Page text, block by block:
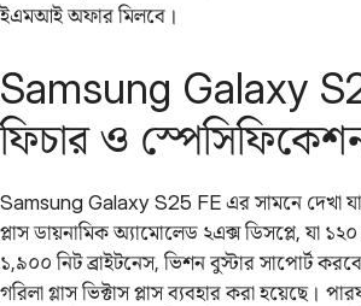
ইএমআই অফার মিলবে।
Samsung Galaxy
ফিচার ও
Samsung Galaxy S25 FE এর সামনে দেখা
প্লাস ডায়নামিক অ্যামোলেড ২এক্স ডিসপ্লে, যা ১২০
১,৯০০ নিট ব্রাইটনেস, ভিশন বুস্টার সাপোর্ট
গরিলা গ্লাস ভিক্টাস প্লাস ব্যবহার করা হয়েছে।